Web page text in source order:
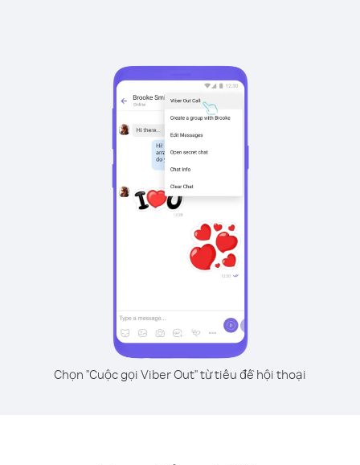
Chọn "Cuộc gọi Viber Out" từ tiêu đề hội thoại